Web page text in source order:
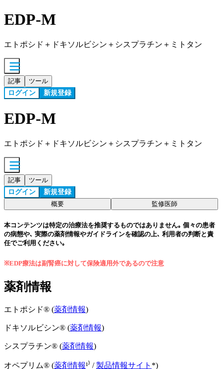
EDP-M
エトポシド＋ドキソルビシン＋シスプラチン＋ミトタン
記事 ツール
ログイン 新規登録
EDP-M
エトポシド＋ドキソルビシン＋シスプラチン＋ミトタン
記事 ツール
ログイン 新規登録
概要 監修医師
本コンテンツは特定の治療法を推奨するものではありません｡ 個々の患者
の病態や､ 実際の薬剤情報やガイドラインを確認の上､ 利用者の判断と責
任でご利用ください｡
※EDP療法は副腎癌に対して保険適用外であるので注意
薬剤情報
エトポシド® (薬剤情報)
ドキソルビシン® (薬剤情報)
シスプラチン® (薬剤情報)
オペプリム® (薬剤情報¹⁾ /製品情報サイト *)